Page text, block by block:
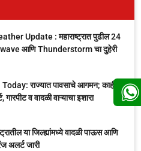
Update : महाराष्ट्रात पुढील 24
आणि Thunderstorm चा दुहेरी
राज्यात पावसाचे आगमन; काही
व वादळी वाऱ्याचा इशारा
या जिल्ह्यांमध्ये वादळी पाऊस आणि
अलर्ट जारी